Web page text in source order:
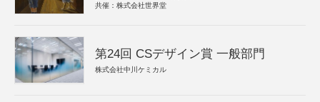
共催：株式会社世界堂
第24回 CSデザイン賞 一般部門
株式会社中川ケミカル